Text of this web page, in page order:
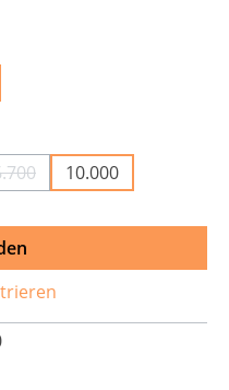
verfügbar.)
nicht verfügbar.)
ist zurzeit nicht verfügbar.)
verfügbar.)
nicht verfügbar.)
ist zurzeit nicht
(Diese Option ist zurzeit
10.000